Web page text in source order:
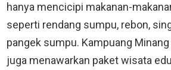
hanya mencicipi makanan-
seperti rendang sumpu, rebon,
pangek sumpu. Kampuang
juga menawarkan paket wisata